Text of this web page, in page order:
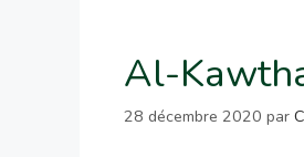
Al-
28 décembre 2020 par